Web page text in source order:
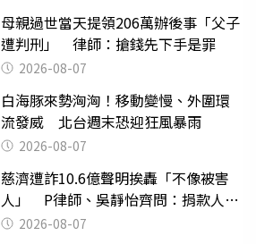
母親過世當天提領206萬辦後事「父子
遭判刑」 律師：搶錢先下手是罪
2026-08-07
白海豚來勢洶洶！移動變慢、外圍環
流發威 北台週末恐迎狂風暴雨
2026-08-07
慈濟遭詐10.6億聲明挨轟「不像被害
人」 P律師、吳靜怡齊問：捐款人有
權知道真相
2026-08-07